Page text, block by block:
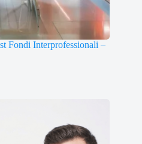
Fondi Interprofessionali –